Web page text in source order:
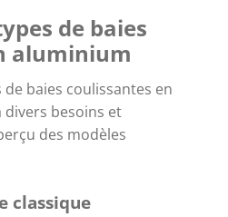
de baies
aluminium
baies coulissantes en
besoins et
des modèles
classique